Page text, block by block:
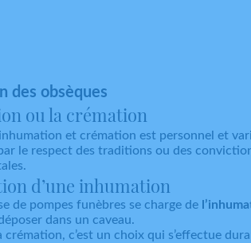
des obsèques
ou la crémation
et crémation est personnel et
le respect des traditions ou des
d’une inhumation
de pompes funèbres se charge de
dans un caveau.
crémation, c’est un choix qui s’effectue